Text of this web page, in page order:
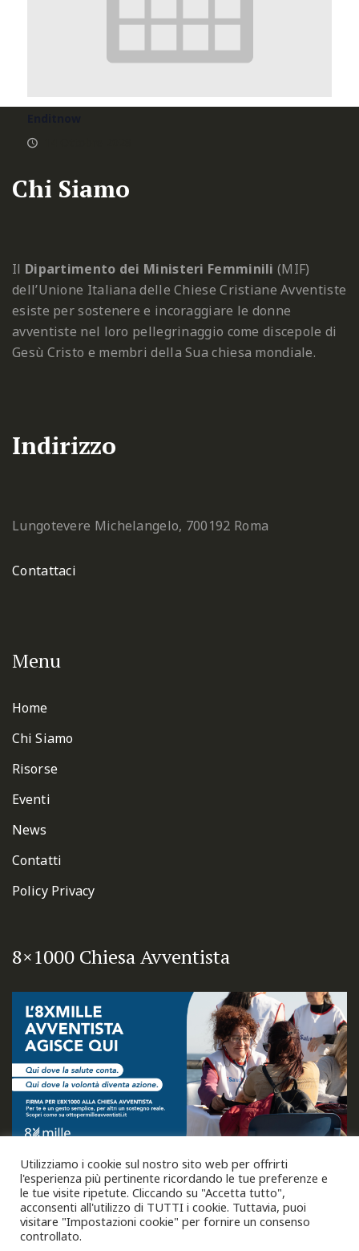
Chi Siamo
Il Dipartimento dei Ministeri Femminili (MIF)
dell’Unione Italiana delle Chiese Cristiane Avventiste
esiste per sostenere e incoraggiare le donne
avventiste nel loro pellegrinaggio come discepole di
Gesù Cristo e membri della Sua chiesa mondiale.
Indirizzo
Lungotevere Michelangelo, 700192 Roma
Contattaci
Menu
Home
Chi Siamo
Risorse
Eventi
News
Contatti
Policy Privacy
8×1000 Chiesa Avventista
Utilizziamo i cookie sul nostro sito web per offrirti
l'esperienza più pertinente ricordando le tue preferenze e
le tue visite ripetute. Cliccando su "Accetta tutto",
acconsenti all'utilizzo di TUTTI i cookie. Tuttavia, puoi
visitare "Impostazioni cookie" per fornire un consenso
controllato.